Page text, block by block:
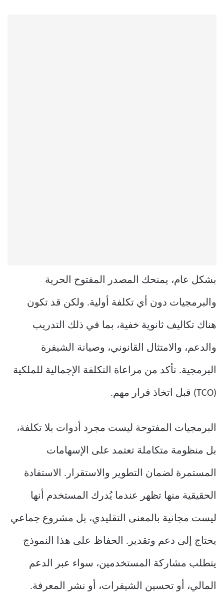
بشكل عام، يمنحك المصدر المفتوح الحرية
والبرمجيات دون أي تكلفة أولية. ولكن قد تكون
هناك تكاليف ثانوية خفية، بما في ذلك التدريب
والدعم، والامتثال القانوني، وصيانة الشيفرة
البرمجية. تأكد من مراعاة التكلفة الإجمالية للملكية
(TCO) قبل اتخاذ قرار مهم.
البرمجيات المفتوحة ليست مجرد أدوات بلا تكلفة،
بل منظومة متكاملة تعتمد على الإسهامات
المستمرة لضمان التطوير والاستقرار. الاستفادة
الحقيقية منها تظهر عندما يُدرك المستخدم أنها
ليست مجانية بالمعنى التقليدي، بل مشروع جماعي
يحتاج إلى دعم وتقدير. الحفاظ على هذا النموذج
يتطلب مشاركة المستخدمين، سواء عبر الدعم
المالي، أو تحسين الشيفرات، أو نشر المعرفة.